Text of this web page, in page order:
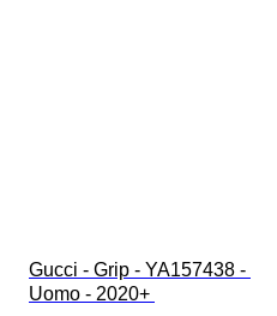
Gucci - Grip - YA157438 -
Uomo - 2020+